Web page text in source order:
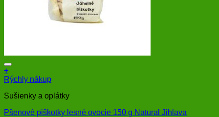
+
Rýchly nákup
Sušienky a oplátky
Pšenové piškotky lesné ovocie 150 g Natural Jihlava